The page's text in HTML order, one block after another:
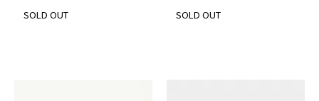
SOLD OUT SOLD OUT